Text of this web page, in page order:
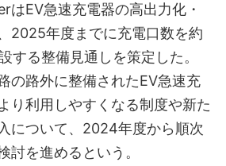
EV急速充電器の高出力化・
2025年度までに充電口数を約
する整備見通しを策定した。
の路外に整備されたEV急速充
り利用しやすくなる制度や新た
について、2024年度から順次
討を進めるという。